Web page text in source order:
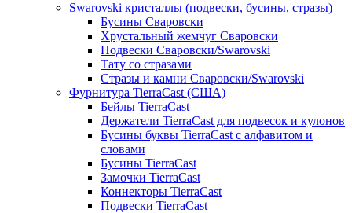
Swarovski кристаллы (подвески, бусины, стразы)
Бусины Сваровски
Хрустальный жемчуг Сваровски
Подвески Сваровски/Swarovski
Тату со стразами
Стразы и камни Сваровски/Swarovski
Фурнитура TierraCast (США)
Бейлы TierraCast
Держатели TierraCast для подвесок и кулонов
Бусины буквы TierraCast с алфавитом и
словами
Бусины TierraCast
Замочки TierraCast
Коннекторы TierraCast
Подвески TierraCast